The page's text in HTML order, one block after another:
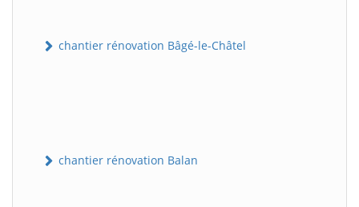
chantier rénovation Bâgé-le-Châtel
chantier rénovation Balan